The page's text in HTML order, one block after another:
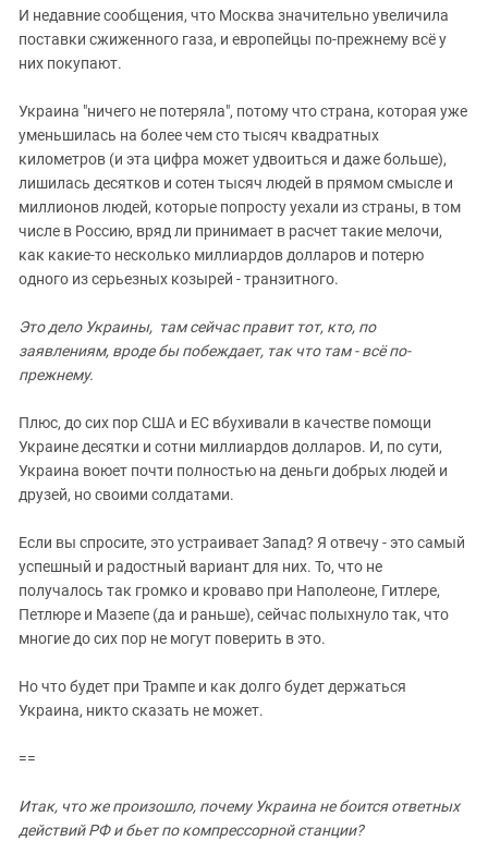
И недавние сообщения, что Москва значительно увеличила
поставки сжиженного газа, и европейцы по-прежнему всё у
них покупают.
Украина "ничего не потеряла", потому что страна, которая уже
уменьшилась на более чем сто тысяч квадратных
километров (и эта цифра может удвоиться и даже больше),
лишилась десятков и сотен тысяч людей в прямом смысле и
миллионов людей, которые попросту уехали из страны, в том
числе в Россию, вряд ли принимает в расчет такие мелочи,
как какие-то несколько миллиардов долларов и потерю
одного из серьезных козырей - транзитного.
Это дело Украины, там сейчас правит тот, кто, по
заявлениям, вроде бы побеждает, так что там - всё по-
прежнему.
Плюс, до сих пор США и ЕС вбухивали в качестве помощи
Украине десятки и сотни миллиардов долларов. И, по сути,
Украина воюет почти полностью на деньги добрых людей и
друзей, но своими солдатами.
Если вы спросите, это устраивает Запад? Я отвечу - это самый
успешный и радостный вариант для них. То, что не
получалось так громко и кроваво при Наполеоне, Гитлере,
Петлюре и Мазепе (да и раньше), сейчас полыхнуло так, что
многие до сих пор не могут поверить в это.
Но что будет при Трампе и как долго будет держаться
Украина, никто сказать не может.
==
Итак, что же произошло, почему Украина не боится ответных
действий РФ и бьет по компрессорной станции?